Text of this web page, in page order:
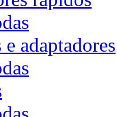
adaptadores